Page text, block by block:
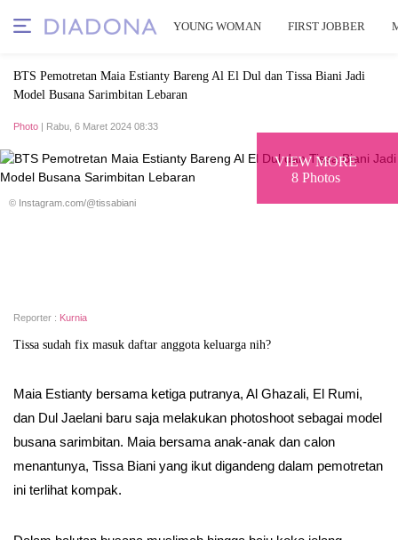
YOUNG WOMAN FIRST JOBBER
BTS Pemotretan Maia Estianty Bareng Al El Dul dan Tissa Biani Jadi
Model Busana Sarimbitan Lebaran
Photo | Rabu, 6 Maret 2024 08:33
VIEW MORE
8 Photos
© Instagram.com/@tissabiani
Reporter : Kurnia
Tissa sudah fix masuk daftar anggota keluarga nih?
Maia Estianty bersama ketiga putranya, Al Ghazali, El Rumi,
dan Dul Jaelani baru saja melakukan photoshoot sebagai model
busana sarimbitan. Maia bersama anak-anak dan calon
menantunya, Tissa Biani yang ikut digandeng dalam pemotretan
ini terlihat kompak.